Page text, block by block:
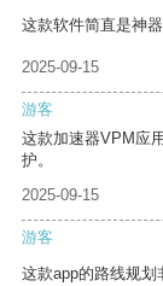
这款软件简直是神
2025-09-15
游客
这款加速器VPM应
护。
2025-09-15
游客
这款app的路线规划